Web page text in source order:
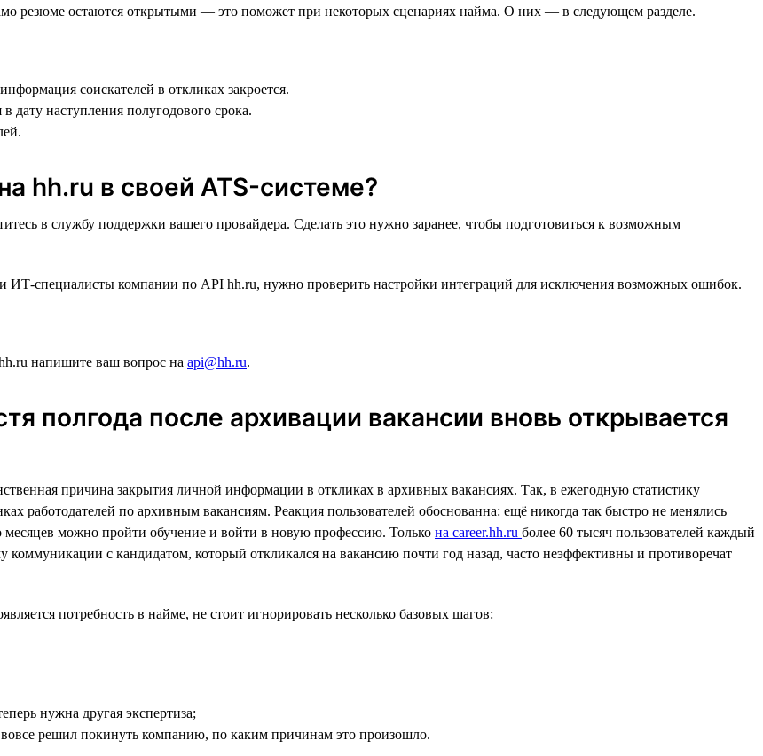
резюме остаются открытыми — это поможет при некоторых сценариях найма. О них — в следующем разделе.
соискателей в откликах закроется.
дату наступления полугодового срока.
hh.ru в своей ATS-системе?
в службу поддержки вашего провайдера. Сделать это нужно заранее, чтобы подготовиться к возможным
ИТ-специалисты компании по API hh.ru, нужно проверить настройки интеграций для исключения возможных ошибок.
напишите ваш вопрос на api@hh.ru.
полгода после архивации вакансии вновь открывается
причина закрытия личной информации в откликах в архивных вакансиях. Так, в ежегодную статистику
работодателей по архивным вакансиям. Реакция пользователей обоснованна: ещё никогда так быстро не менялись
месяцев можно пройти обучение и войти в новую профессию. Только на career.hh.ru более 60 тысяч пользователей каждый
с кандидатом, который откликался на вакансию почти год назад, часто неэффективны и противоречат
потребность в найме, не стоит игнорировать несколько базовых шагов:
нужна другая экспертиза;
решил покинуть компанию, по каким причинам это произошло.